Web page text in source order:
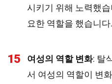
시키기 위해 노력했
요한 역할을 했습니다.
15 여성의 역할 변화: 탈
서 여성의 역할이 변